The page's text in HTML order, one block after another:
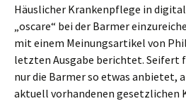
Häuslicher Krankenpflege in
„oscare“ bei der Barmer
mit einem Meinungsartikel von
letzten Ausgabe berichtet. Seifert
nur die Barmer so etwas anbietet,
aktuell vorhandenen gesetzlichen